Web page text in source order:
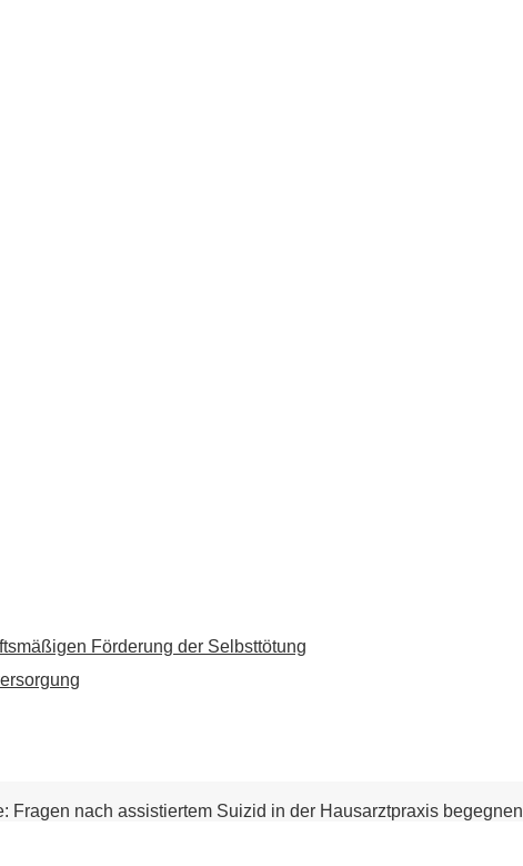
Förderung der Selbsttötung
Fragen nach assistiertem Suizid in der Hausarztpraxis begegnen